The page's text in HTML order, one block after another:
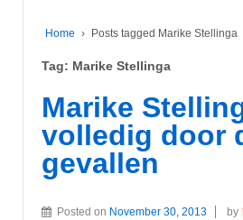
Home › Posts tagged Marike Stellinga
Tag: Marike Stellinga
Marike
volledig door
gevallen
Posted on November 30, 2013 by